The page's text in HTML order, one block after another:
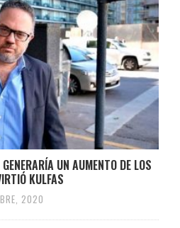
UN AUMENTO DE LOS
KULFAS
2020